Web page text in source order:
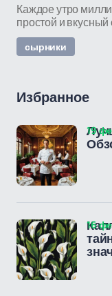
Каждое утро
простой и вкусный
сырники
Избранное
19
16